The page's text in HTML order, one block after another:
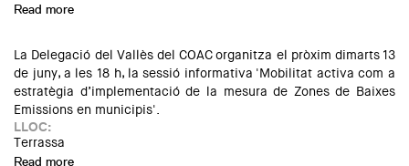
Read more
La Delegació del Vallès del COAC organitza el pròxim dimarts 13
de juny, a les 18 h, la sessió informativa 'Mobilitat activa com a
estratègia d’implementació de la mesura de Zones de Baixes
Emissions en municipis'.
LLOC:
Terrassa
Read more